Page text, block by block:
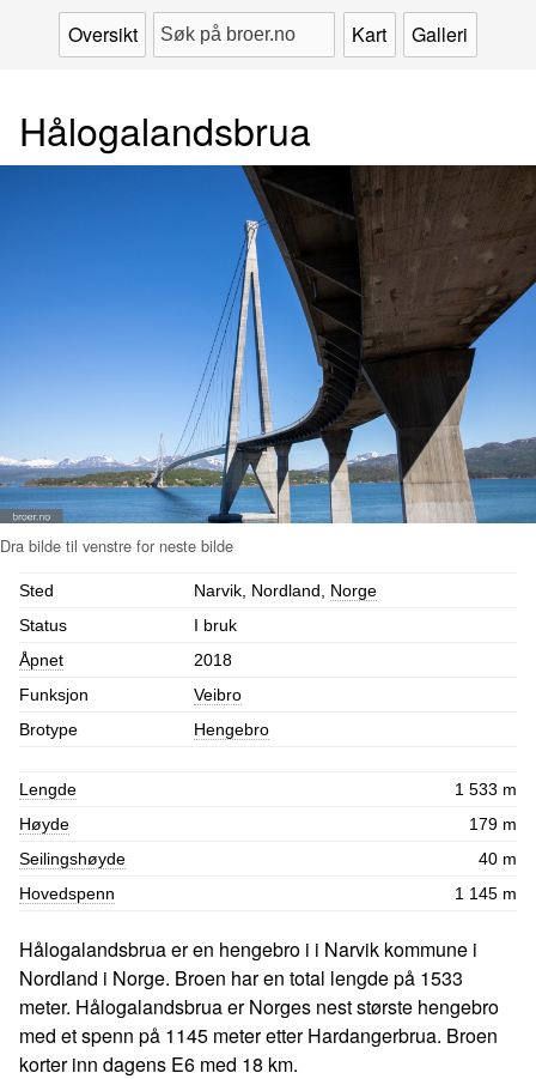
Oversikt Kart Galleri
Hålogalandsbrua
Sted Narvik, Nordland, Norge
Status
I bruk
Åpnet
2018
Funksjon
Veibro
Brotype
Hengebro
Lengde
1 533 m
Høyde
179 m
Seilingshøyde
40 m
Hovedspenn
1 145 m
Hålogalandsbrua er en hengebro i i Narvik kommune i
Nordland i Norge. Broen har en total lengde på 1533
meter. Hålogalandsbrua er Norges nest største hengebro
med et spenn på 1145 meter etter Hardangerbrua. Broen
korter inn dagens E6 med 18 km.